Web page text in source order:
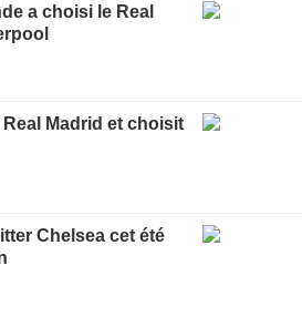
a choisi le Real
Real Madrid et choisit
Chelsea cet été